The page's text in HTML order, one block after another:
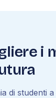
i
di studenti